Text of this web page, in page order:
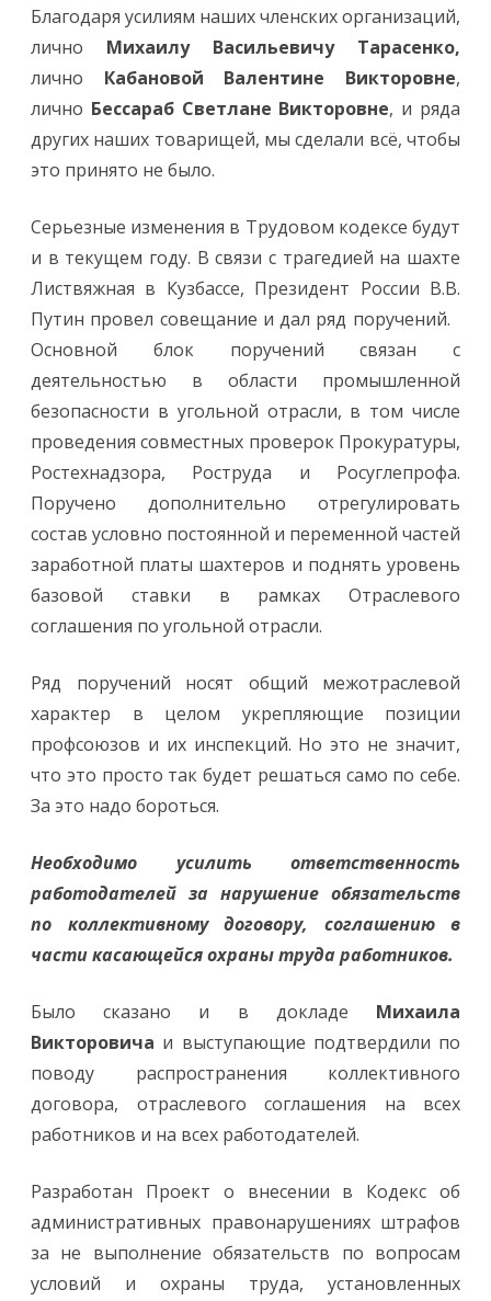
Благодаря усилиям наших членских организаций,
лично Михаилу Васильевичу Тарасенко,
лично Кабановой Валентине Викторовне,
лично Бессараб Светлане Викторовне, и ряда
других наших товарищей, мы сделали всё, чтобы
это принято не было.
Серьезные изменения в Трудовом кодексе будут
и в текущем году. В связи с трагедией на шахте
Листвяжная в Кузбассе, Президент России В.В.
Путин провел совещание и дал ряд поручений.
Основной блок поручений связан с
деятельностью в области промышленной
безопасности в угольной отрасли, в том числе
проведения совместных проверок Прокуратуры,
Ростехнадзора, Роструда и Росуглепрофа.
Поручено дополнительно отрегулировать
состав условно постоянной и переменной частей
заработной платы шахтеров и поднять уровень
базовой ставки в рамках Отраслевого
соглашения по угольной отрасли.
Ряд поручений носят общий межотраслевой
характер в целом укрепляющие позиции
профсоюзов и их инспекций. Но это не значит,
что это просто так будет решаться само по себе.
За это надо бороться.
Необходимо усилить ответственность
работодателей за нарушение обязательств
по коллективному договору, соглашению в
части касающейся охраны труда работников.
Было сказано и в докладе Михаила
Викторовича и выступающие подтвердили по
поводу распространения коллективного
договора, отраслевого соглашения на всех
работников и на всех работодателей.
Разработан Проект о внесении в Кодекс об
административных правонарушениях штрафов
за не выполнение обязательств по вопросам
условий и охраны труда, установленных